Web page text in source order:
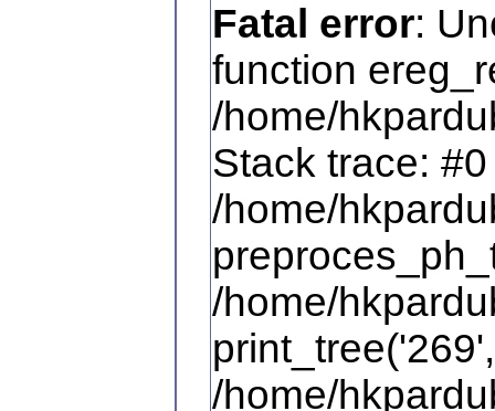
Fatal error:
function
/home/
Stack trace: #0
/home/
/home/
/home/